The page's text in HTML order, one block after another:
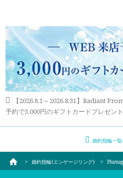
【2026.8.1～2026.8.31】Radiant
予約で3,000円のギフトカードプレゼント
婚約指輪一覧
婚約指輪(エンゲージリング)